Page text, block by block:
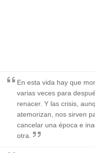
En esta vida hay que
varias veces para
renacer. Y las crisis,
atemorizan, nos sirven
cancelar una época e
otra.